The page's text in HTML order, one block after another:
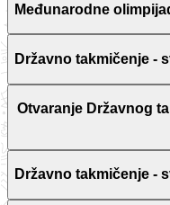
Međunarodne
Državno takmičenje -
Otvaranje Državnog
Državno takmičenje -